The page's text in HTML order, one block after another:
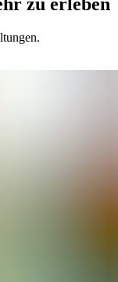
zu erleben